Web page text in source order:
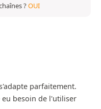
?OUI
parfaitement.
eu besoin de l'utiliser